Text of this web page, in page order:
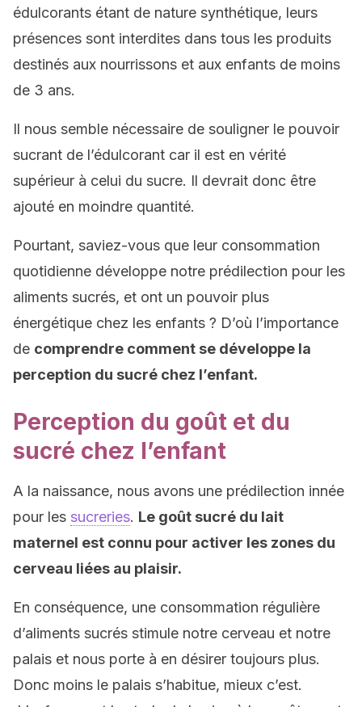
édulcorants étant de nature synthétique, leurs
présences sont interdites dans tous les produits
destinés aux nourrissons et aux enfants de moins
de 3 ans.
Il nous semble nécessaire de souligner le pouvoir
sucrant de l’édulcorant car il est en vérité
supérieur à celui du sucre. Il devrait donc être
ajouté en moindre quantité.
Pourtant, saviez-vous que leur consommation
quotidienne développe notre prédilection pour les
aliments sucrés, et ont un pouvoir plus
énergétique chez les enfants ? D’où l’importance
de comprendre comment se développe la
perception du sucré chez l’enfant.
Perception du goût et du
sucré chez l’enfant
A la naissance, nous avons une prédilection innée
pour les sucreries. Le goût sucré du lait
maternel est connu pour activer les zones du
cerveau liées au plaisir.
En conséquence, une consommation régulière
d’aliments sucrés stimule notre cerveau et notre
palais et nous porte à en désirer toujours plus.
Donc moins le palais s’habitue, mieux c’est.